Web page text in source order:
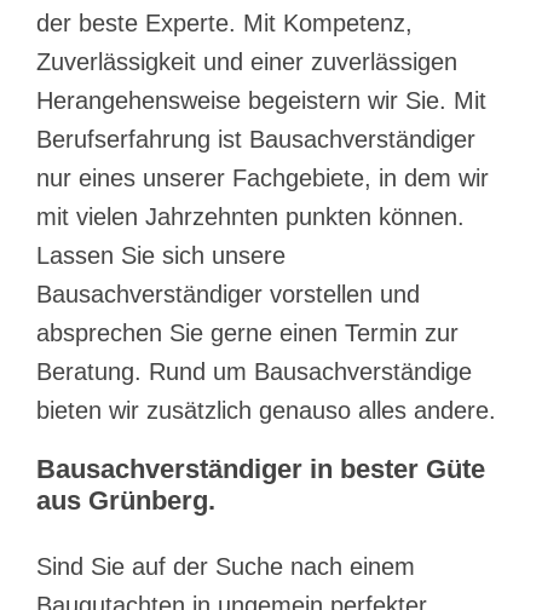
der beste Experte. Mit Kompetenz,
Zuverlässigkeit und einer zuverlässigen
Herangehensweise begeistern wir Sie. Mit
Berufserfahrung ist Bausachverständiger
nur eines unserer Fachgebiete, in dem wir
mit vielen Jahrzehnten punkten können.
Lassen Sie sich unsere
Bausachverständiger vorstellen und
absprechen Sie gerne einen Termin zur
Beratung. Rund um Bausachverständige
bieten wir zusätzlich genauso alles andere.
Bausachverständiger in bester Güte
aus Grünberg.
Sind Sie auf der Suche nach einem